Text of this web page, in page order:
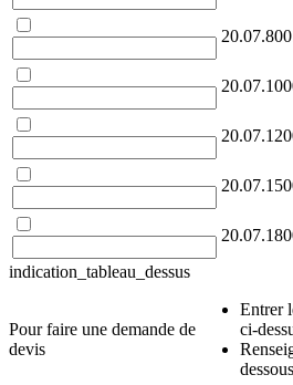
indication_tableau_dessus
Pour faire une demande de
devis
Entrer
ci-
dessous